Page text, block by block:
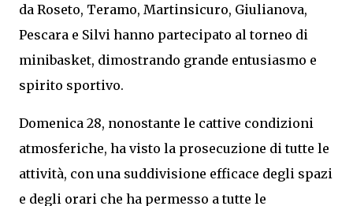
da Roseto, Teramo, Martinsicuro, Giulianova,
Pescara e Silvi hanno partecipato al torneo di
minibasket, dimostrando grande entusiasmo e
spirito sportivo.
Domenica 28, nonostante le cattive condizioni
atmosferiche, ha visto la prosecuzione di tutte le
attività, con una suddivisione efficace degli spazi
e degli orari che ha permesso a tutte le